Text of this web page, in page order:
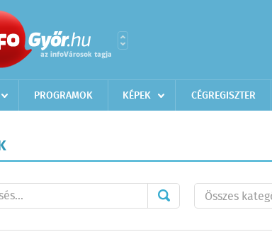
PROGRAMOK KÉPEK CÉGREGISZTER